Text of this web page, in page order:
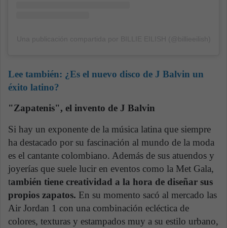
Lee también: ¿Es el nuevo disco de J Balvin un
éxito latino?
"Zapatenis", el invento de J Balvin
Si hay un exponente de la música latina que siempre
ha destacado por su fascinación al mundo de la moda
es el cantante colombiano. Además de sus atuendos y
joyerías que suele lucir en eventos como la Met Gala,
también tiene creatividad a la hora de diseñar sus
propios zapatos. En su momento sacó al mercado las
Air Jordan 1 con una combinación ecléctica de
colores, texturas y estampados muy a su estilo urbano,